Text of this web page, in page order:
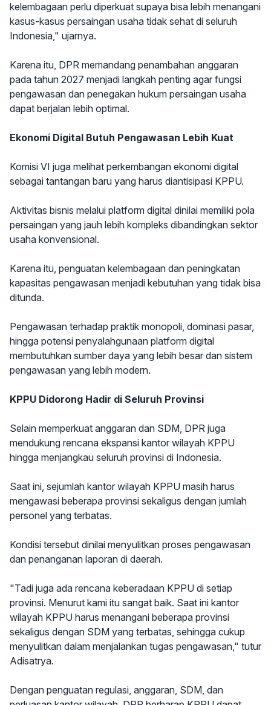
kelembagaan perlu diperkuat supaya bisa lebih menangani
kasus-kasus persaingan usaha tidak sehat di seluruh
Indonesia," ujarnya.
Karena itu, DPR memandang penambahan anggaran
pada tahun 2027 menjadi langkah penting agar fungsi
pengawasan dan penegakan hukum persaingan usaha
dapat berjalan lebih optimal.
Ekonomi Digital Butuh Pengawasan Lebih Kuat
Komisi VI juga melihat perkembangan ekonomi digital
sebagai tantangan baru yang harus diantisipasi KPPU.
Aktivitas bisnis melalui platform digital dinilai memiliki pola
persaingan yang jauh lebih kompleks dibandingkan sektor
usaha konvensional.
Karena itu, penguatan kelembagaan dan peningkatan
kapasitas pengawasan menjadi kebutuhan yang tidak bisa
ditunda.
Pengawasan terhadap praktik monopoli, dominasi pasar,
hingga potensi penyalahgunaan platform digital
membutuhkan sumber daya yang lebih besar dan sistem
pengawasan yang lebih modern.
KPPU Didorong Hadir di Seluruh Provinsi
Selain memperkuat anggaran dan SDM, DPR juga
mendukung rencana ekspansi kantor wilayah KPPU
hingga menjangkau seluruh provinsi di Indonesia.
Saat ini, sejumlah kantor wilayah KPPU masih harus
mengawasi beberapa provinsi sekaligus dengan jumlah
personel yang terbatas.
Kondisi tersebut dinilai menyulitkan proses pengawasan
dan penanganan laporan di daerah.
"Tadi juga ada rencana keberadaan KPPU di setiap
provinsi. Menurut kami itu sangat baik. Saat ini kantor
wilayah KPPU harus menangani beberapa provinsi
sekaligus dengan SDM yang terbatas, sehingga cukup
menyulitkan dalam menjalankan tugas pengawasan," tutur
Adisatrya.
Dengan penguatan regulasi, anggaran, SDM, dan